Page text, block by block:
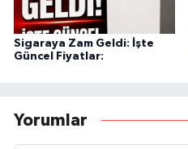
Sigaraya Zam Geldi: İşte
Güncel Fiyatlar:
Yorumlar